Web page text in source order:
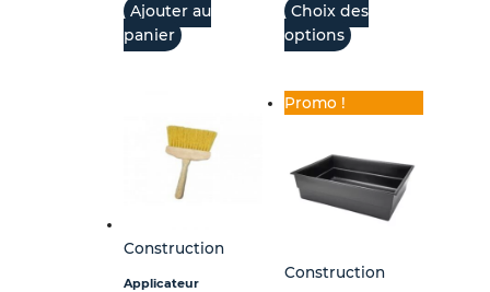
Ajouter au
panier
Choix des
options
Construction
Applicateur
Promo !
Construction